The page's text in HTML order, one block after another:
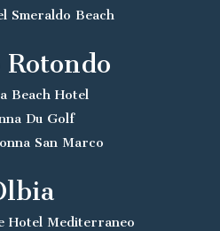
Smeraldo Beach
Beach Hotel
Du Golf
San Marco
Hotel Mediterraneo